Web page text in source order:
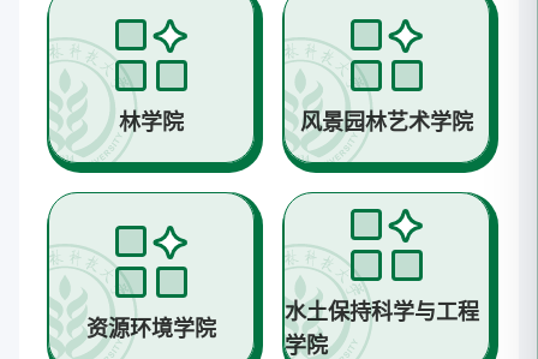
林学院 风景园林艺术学院
资源环境学院
水土保持科学与工程
学院